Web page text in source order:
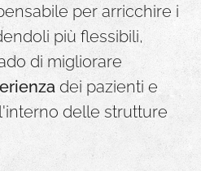
per arricchire i
più flessibili,
di migliorare
dei pazienti e
delle strutture